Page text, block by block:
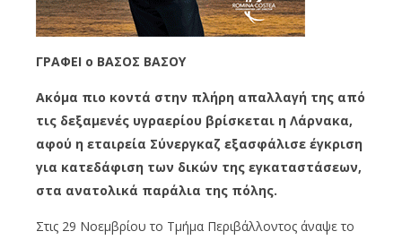
ΓΡΑΦΕΙ o ΒΑΣΟΣ ΒΑΣΟΥ
Ακόμα πιο κοντά στην πλήρη απαλλαγή της από
τις δεξαμενές υγραερίου βρίσκεται η Λάρνακα,
αφού η εταιρεία Σύνεργκαζ εξασφάλισε έγκριση
για κατεδάφιση των δικών της εγκαταστάσεων,
στα ανατολικά παράλια της πόλης.
Στις 29 Νοεμβρίου το Τμήμα Περιβάλλοντος άναψε το